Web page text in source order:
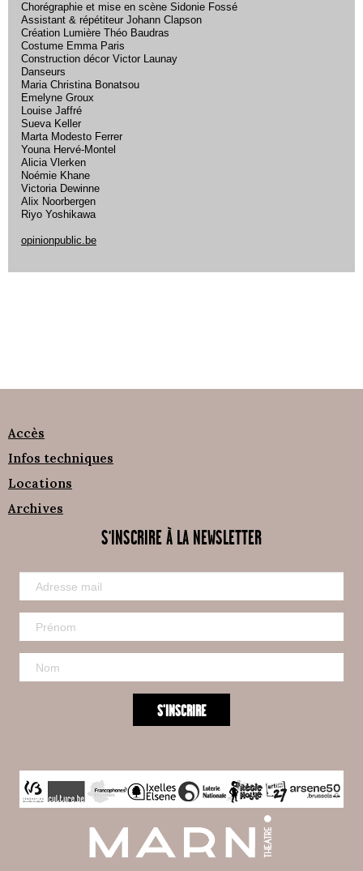
Chorégraphie et mise en scène Sidonie Fossé
Assistant & répétiteur Johann Clapson
Création Lumière Théo Baudras
Costume Emma Paris
Construction décor Victor Launay
Danseurs
Maria Christina Bonatsou
Emelyne Groux
Louise Jaffré
Sueva Keller
Marta Modesto Ferrer
Youna Hervé-Montel
Alicia Vlerken
Noémie Khane
Victoria Dewinne
Alix Noorbergen
Riyo Yoshikawa
opinionpublic.be
Accès
Infos techniques
Locations
Archives
S'INSCRIRE À LA NEWSLETTER